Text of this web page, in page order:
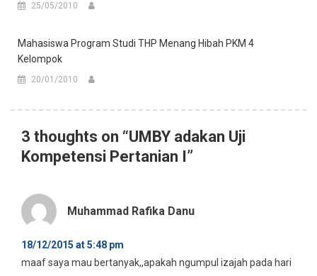
25/05/2010
Mahasiswa Program Studi THP Menang Hibah PKM 4
Kelompok
20/01/2010
3 thoughts on “UMBY adakan Uji
Kompetensi Pertanian I ”
Muhammad Rafika Danu
18/12/2015 at 5:48 pm
maaf saya mau bertanyak,,apakah ngumpul izajah pada hari